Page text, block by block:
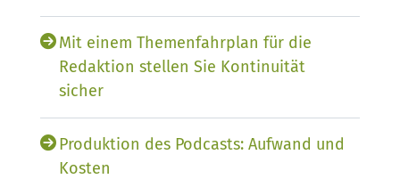
Mit einem Themenfahrplan für die
Redaktion stellen Sie Kontinuität
sicher
Produktion des Podcasts: Aufwand und
Kosten